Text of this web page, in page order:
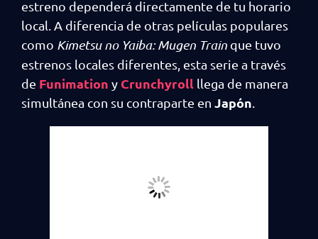
estreno dependerá directamente de tu horario
local. A diferencia de otras películas populares
como Kimetsu no Yaiba: Mugen Train que tuvo
estrenos locales diferentes, esta serie a través
de Funimation y Crunchyroll llega de manera
simultánea con su contraparte en Japón